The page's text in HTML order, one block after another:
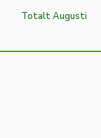
Totalt Augusti